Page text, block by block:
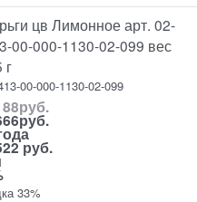
цв Лимонное арт. 02-
00-000-1130-02-099 вес
г
00-000-1130-02-099
руб.
руб.
руб.
33%